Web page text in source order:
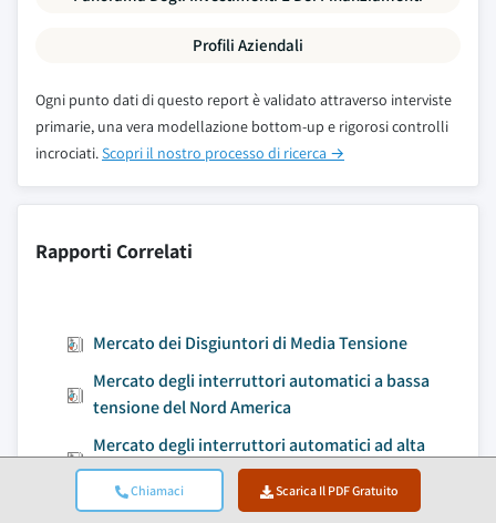
Chiamaci Scarica Il PDF Gratuito
Profili Aziendali
Ogni punto dati di questo report è validato attraverso interviste
primarie, una vera modellazione bottom-up e rigorosi controlli
incrociati.Scopri il nostro processo di ricerca →
Rapporti Correlati
Mercato dei Disgiuntori di Media Tensione
Mercato degli interruttori automatici a bassa
tensione del Nord America
Mercato degli interruttori automatici ad alta
tensione
Mercato degli interruttori automatici del Nord